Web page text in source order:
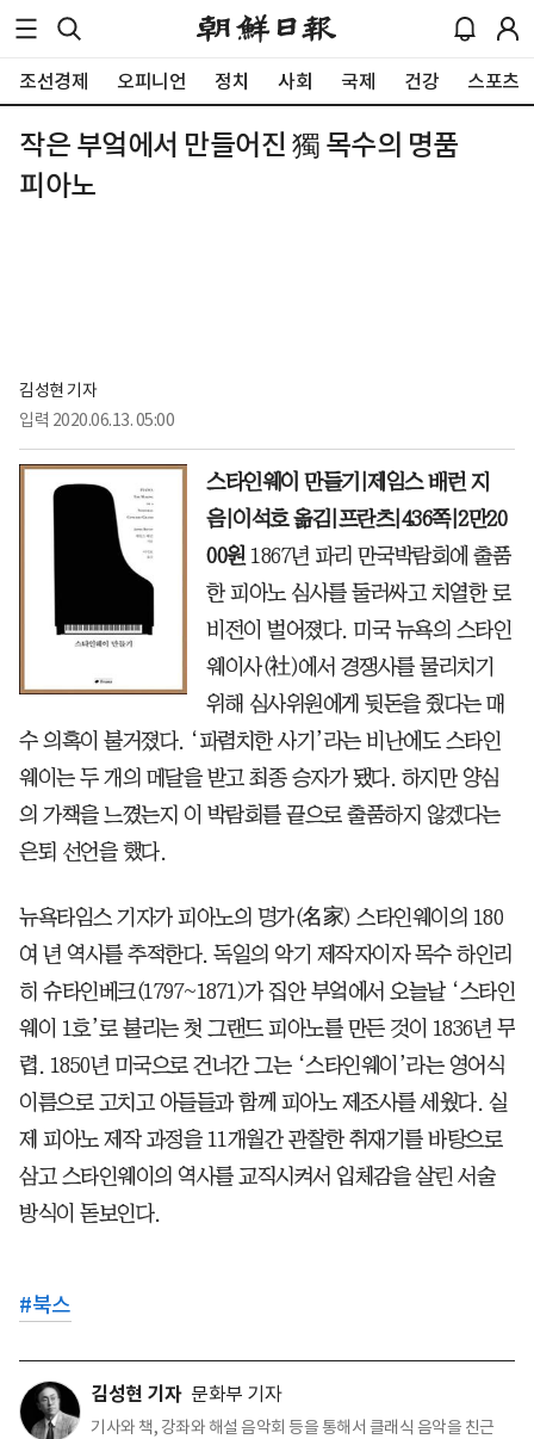
조선경제 오피니언 정치 사회 국제 건강 스포츠
작은 부엌에서 만들어진 獨 목수의 명품
피아노
김성현 기자
입력 2020.06.13. 05:00
스타인웨이 만들기|제임스 배런 지
음|이석호 옮김|프란츠|436쪽|2만20
00원 1867년 파리 만국박람회에 출품
한 피아노 심사를 둘러싸고 치열한 로
비전이 벌어졌다. 미국 뉴욕의 스타인
웨이사(社)에서 경쟁사를 물리치기
위해 심사위원에게 뒷돈을 줬다는 매
수 의혹이 불거졌다. ‘파렴치한 사기’라는 비난에도 스타인
웨이는 두 개의 메달을 받고 최종 승자가 됐다. 하지만 양심
의 가책을 느꼈는지 이 박람회를 끝으로 출품하지 않겠다는
은퇴 선언을 했다.
뉴욕타임스 기자가 피아노의 명가(名家) 스타인웨이의 180
여 년 역사를 추적한다. 독일의 악기 제작자이자 목수 하인리
히 슈타인베크(1797~1871)가 집안 부엌에서 오늘날 ‘스타인
웨이 1호’로 불리는 첫 그랜드 피아노를 만든 것이 1836년 무
렵. 1850년 미국으로 건너간 그는 ‘스타인웨이’라는 영어식
이름으로 고치고 아들들과 함께 피아노 제조사를 세웠다. 실
제 피아노 제작 과정을 11개월간 관찰한 취재기를 바탕으로
삼고 스타인웨이의 역사를 교직시켜서 입체감을 살린 서술
방식이 돋보인다.
#북스
김성현 기자 문화부 기자
기사와 책, 강좌와 해설 음악회 등을 통해서 클래식 음악을 친근